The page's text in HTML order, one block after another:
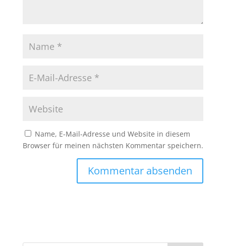
Name, E-Mail-Adresse und Website in diesem
Browser für meinen nächsten Kommentar speichern.